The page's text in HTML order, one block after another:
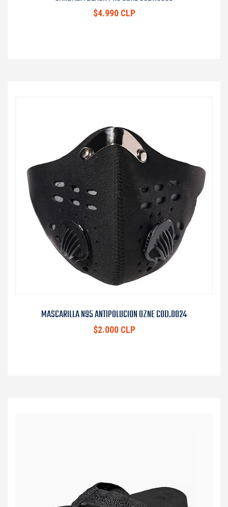
$4.990 CLP
MASCARILLA N95 ANTIPOLUCION OZNE COD.0024
$2.000 CLP